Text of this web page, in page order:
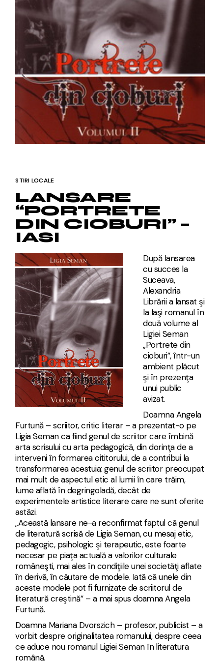
STIRI LOCALE
LANSARE
“PORTRETE
DIN CIOBURI” –
IASI
După lansarea
cu succes la
Suceava,
Alexandria
Librării a lansat şi
la Iaşi romanul în
două volume al
Ligiei Seman
„Portrete din
cioburi”, într-un
ambient plăcut
şi în prezenţa
unui public
avizat.
Doamna Angela
Furtună – scriitor, critic literar – a prezentat-o pe
Ligia Seman ca fiind genul de scriitor care îmbină
arta scrisului cu arta pedagogică, din dorinţa de a
interveni în formarea cititorului, de a contribui la
transformarea acestuia; genul de scriitor preocupat
mai mult de aspectul etic al lumii în care trăim,
lume aflată în degringoladă, decât de
experimentele artistice literare care ne sunt oferite
astăzi.
„Această lansare ne-a reconfirmat faptul că genul
de literatură scrisă de Ligia Seman, cu mesaj etic,
pedagogic, psihologic şi terapeutic, este foarte
necesar pe piaţa actuală a valorilor culturale
româneşti, mai ales în condiţiile unei societăţi aflate
în derivă, în căutare de modele. Iată că unele din
aceste modele pot fi furnizate de scriitorul de
literatură creştină” – a mai spus doamna Angela
Furtună.
Doamna Mariana Dvorszich – profesor, publicist – a
vorbit despre originalitatea romanului, despre ceea
ce aduce nou romanul Ligiei Seman în literatura
română.